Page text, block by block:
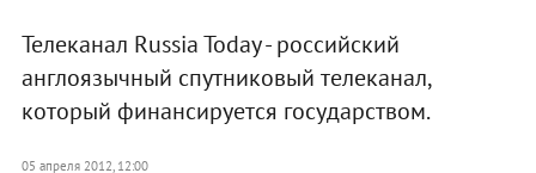
Телеканал Russia Today - российский
англоязычный спутниковый телеканал,
который финансируется государством.
05 апреля 2012, 12:00